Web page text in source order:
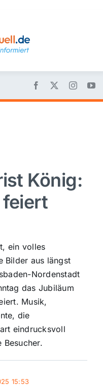
König:
ein volles
Bilder aus längst
Nordenstadt
das Jubiläum
Musik,
die
eindrucksvoll
Besucher.
15:53